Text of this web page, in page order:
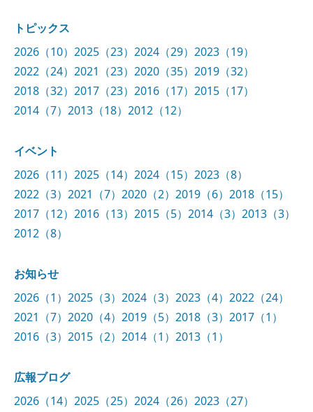
トピックス
2026（10） 2025（23） 2024（29） 2023（19）
2022（24） 2021（23） 2020（35） 2019（32）
2018（32） 2017（23） 2016（17） 2015（17）
2014（7） 2013（18） 2012（12）
イベント
2026（11） 2025（14） 2024（15） 2023（8）
2022（3） 2021（7） 2020（2） 2019（6） 2018（15）
2017（12） 2016（13） 2015（5） 2014（3） 2013（3）
2012（8）
お知らせ
2026（1） 2025（3） 2024（3） 2023（4） 2022（24）
2021（7） 2020（4） 2019（5） 2018（3） 2017（1）
2016（3） 2015（2） 2014（1） 2013（1）
広報ブログ
2026（14） 2025（25） 2024（26） 2023（27）